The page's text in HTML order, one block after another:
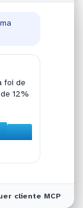
o
foi de
12%
cliente MCP